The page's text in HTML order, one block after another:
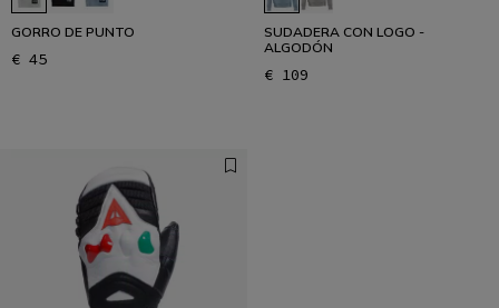
GORRO DE PUNTO
€ 45
SUDADERA CON LOGO -
ALGODÓN
€ 109